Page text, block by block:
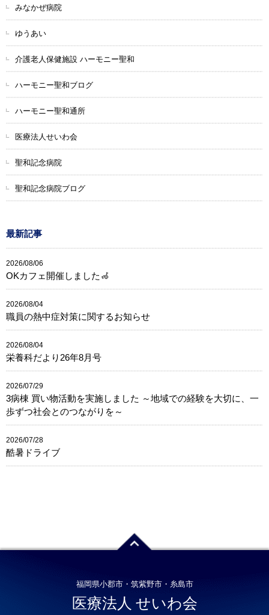
みなかぜ病院
ゆうあい
介護老人保健施設 ハーモニー聖和
ハーモニー聖和ブログ
ハーモニー聖和通所
医療法人せいわ会
聖和記念病院
聖和記念病院ブログ
最新記事
2026/08/06
OKカフェ開催しました🦽
2026/08/04
職員の熱中症対策に関するお知らせ
2026/08/04
栄養科だより26年8月号
2026/07/29
3病棟 買い物活動を実施しました ～地域での経験を大切に、一
歩ずつ社会とのつながりを～
2026/07/28
酷暑ドライブ
福岡県小郡市・筑紫野市・糸島市
医療法人 せいわ会